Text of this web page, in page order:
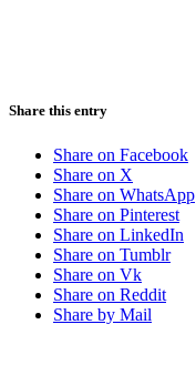
Share this entry
Share on Facebook
Share on X
Share on WhatsApp
Share on Pinterest
Share on LinkedIn
Share on Tumblr
Share on Vk
Share on Reddit
Share by Mail